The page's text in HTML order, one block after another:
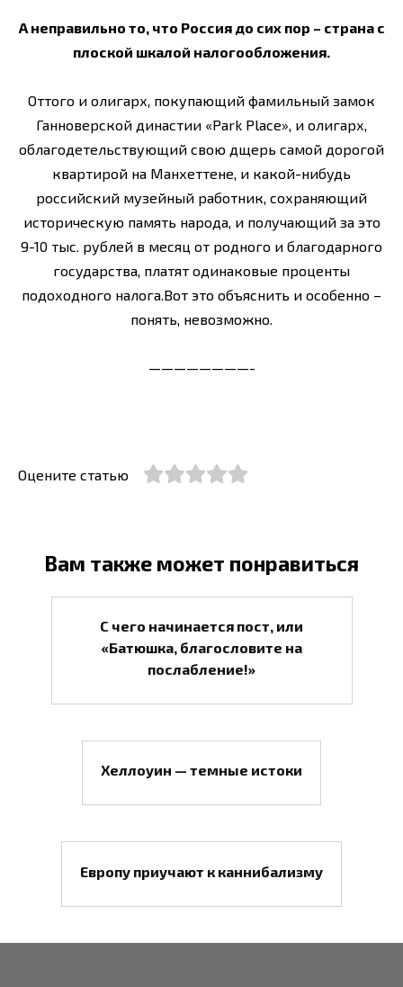
А неправильно то, что Россия до сих пор – страна с
плоской шкалой налогообложения.
Оттого и олигарх, покупающий фамильный замок
Ганноверской династии «Park Place», и олигарх,
облагодетельствующий свою дщерь самой дорогой
квартирой на Манхеттене, и какой-нибудь
российский музейный работник, сохраняющий
историческую память народа, и получающий за это
9-10 тыс. рублей в месяц от родного и благодарного
государства, платят одинаковые проценты
подоходного налога.Вот это объяснить и особенно –
понять, невозможно.
————————-
Оцените статью
Вам также может понравиться
С чего начинается пост, или
«Батюшка, благословите на
послабление!»
Хеллоуин — темные истоки
Европу приучают к каннибализму